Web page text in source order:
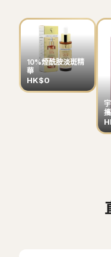
10%煙酰胺淡斑精
華
HK$0